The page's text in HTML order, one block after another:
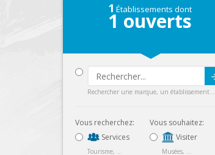
1 Établissements dont
1 ouverts
Rechercher une marque, un établissement...
Vous recherchez:
Services
Tourisme, ...
Vous souhaitez:
Visiter
Musées, ...